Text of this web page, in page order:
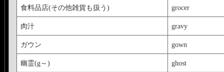
食料品店(その他雑貨も扱う) grocer
肉汁 gravy
ガウン gown
幽霊(g～) ghost